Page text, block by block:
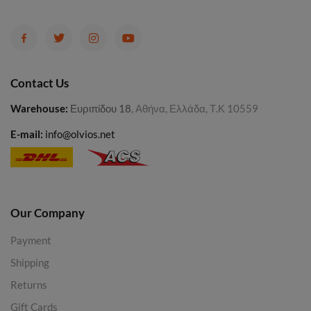
Contact Us
Warehouse: Ευριπίδου 18, Αθήνα, Ελλάδα, Τ.Κ 10559
E-mail: info@olvios.net
Our Company
Payment
Shipping
Returns
Gift Cards